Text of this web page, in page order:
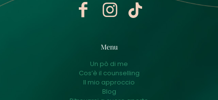
Menu
Un pò di me
Cos’è il counselling
Il mio approccio
Blog